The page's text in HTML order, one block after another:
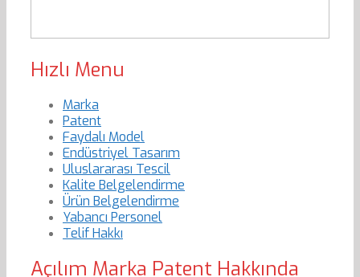
Hızlı Menu
Marka
Patent
Faydalı Model
Endüstriyel Tasarım
Uluslararası Tescil
Kalite Belgelendirme
Ürün Belgelendirme
Yabancı Personel
Telif Hakkı
Açılım Marka Patent Hakkında